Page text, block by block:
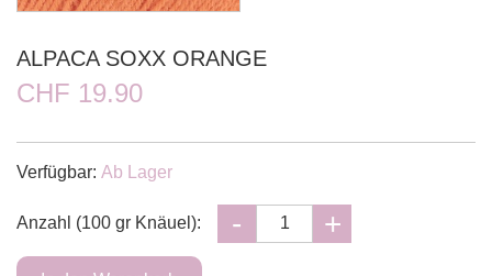
ALPACA SOXX ORANGE
CHF 19.90
Verfügbar: Ab Lager
Anzahl (100 gr Knäuel):